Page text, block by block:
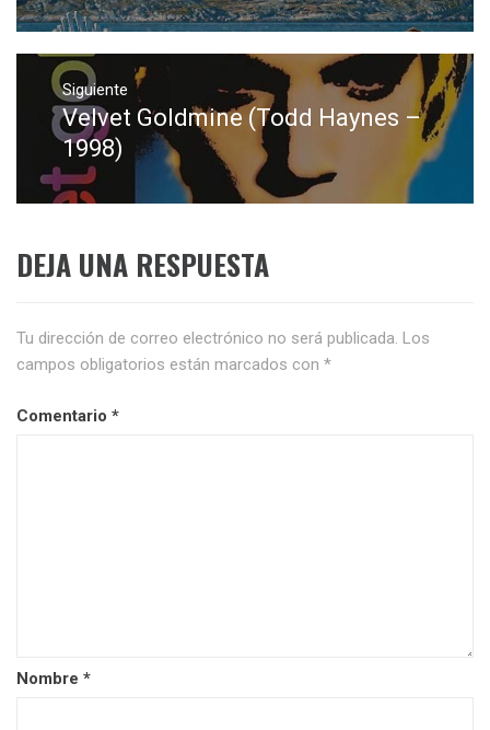
Siguiente
Entrada
siguiente:
Velvet Goldmine (Todd Haynes –
1998)
DEJA UNA RESPUESTA
Tu dirección de correo electrónico no será publicada. Los
campos obligatorios están marcados con *
Comentario *
Nombre *